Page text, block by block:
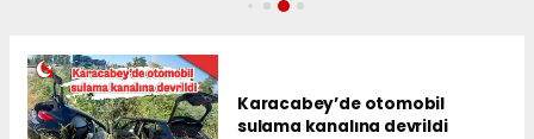
Karacabey’de otomobil
sulama kanalına devrildi